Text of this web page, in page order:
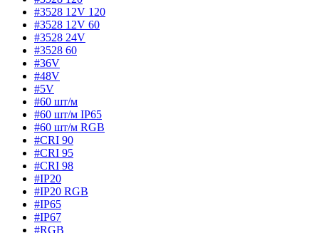
#3528 12V 120
#3528 12V 60
#3528 24V
#3528 60
#36V
#48V
#5V
#60 шт/м
#60 шт/м IP65
#60 шт/м RGB
#CRI 90
#CRI 95
#CRI 98
#IP20
#IP20 RGB
#IP65
#IP67
#RGB